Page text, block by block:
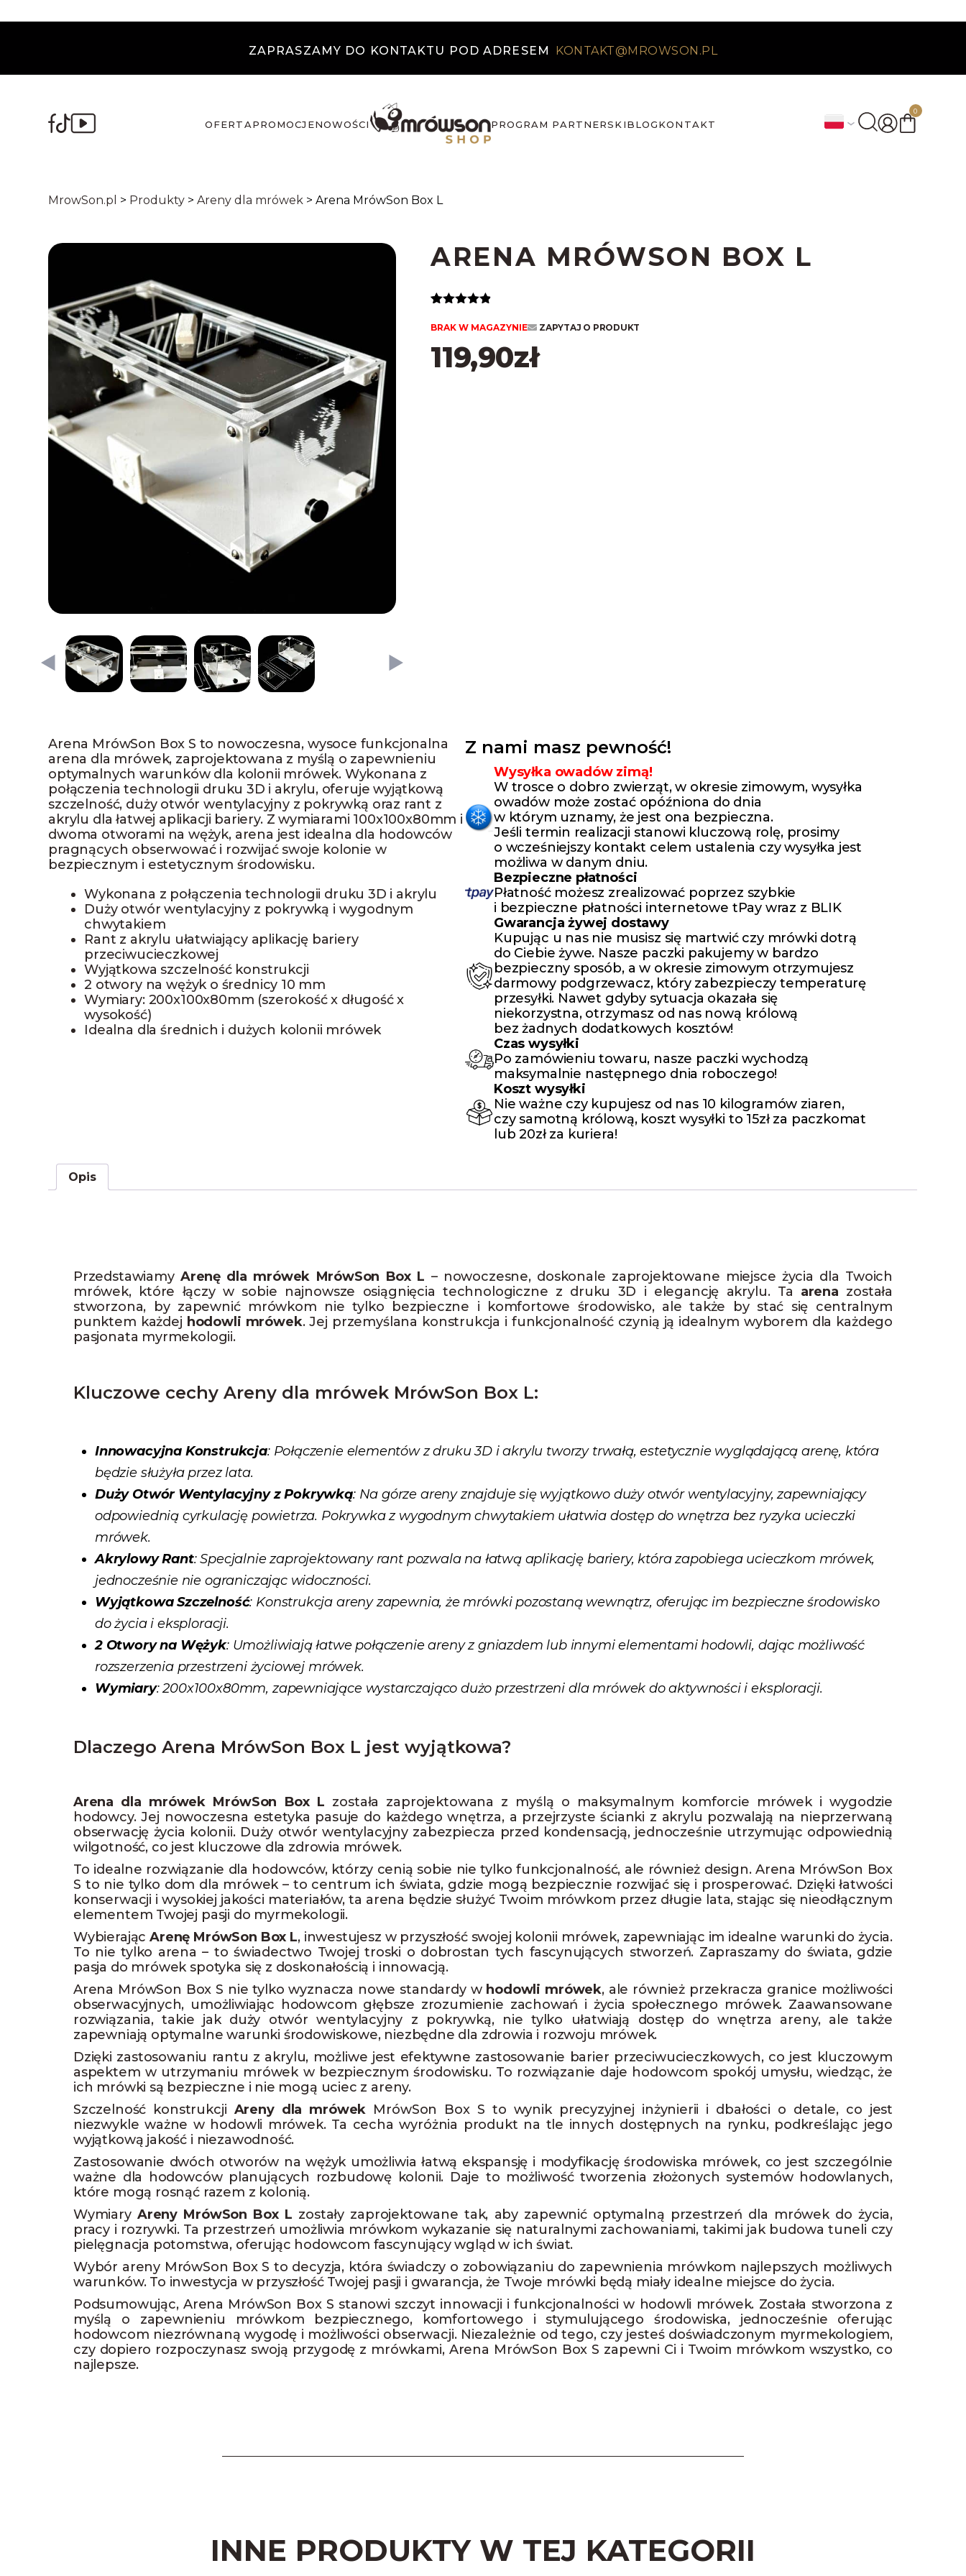
ZAPRASZAMY DO KONTAKTU POD ADRESEM KONTAKT@MROWSON.PL
OFERTAPROMOCJENOWOŚCI PROGRAM PARTNERSKIBLOGKONTAKT
0
MrowSon.pl > Produkty > Areny dla mrówek > Arena MrówSon Box L
ARENA MRÓWSON BOX L
4.80na 5
podstawie
BRAK W MAGAZYNIE ZAPYTAJ O PRODUKT
119,90zł
Arena MrówSon Box S to nowoczesna, wysoce funkcjonalna
arena dla mrówek, zaprojektowana z myślą o zapewnieniu
optymalnych warunków dla kolonii mrówek. Wykonana z
połączenia technologii druku 3D i akrylu, oferuje wyjątkową
szczelność, duży otwór wentylacyjny z pokrywką oraz rant z
akrylu dla łatwej aplikacji bariery. Z wymiarami 100x100x80mm i
dwoma otworami na wężyk, arena jest idealna dla hodowców
pragnących obserwować i rozwijać swoje kolonie w
bezpiecznym i estetycznym środowisku.
Wykonana z połączenia technologii druku 3D i akrylu
Duży otwór wentylacyjny z pokrywką i wygodnym
chwytakiem
Rant z akrylu ułatwiający aplikację bariery
przeciwucieczkowej
Wyjątkowa szczelność konstrukcji
2 otwory na wężyk o średnicy 10 mm
Wymiary: 200x100x80mm (szerokość x długość x
wysokość)
Idealna dla średnich i dużych kolonii mrówek
Z nami masz pewność!
Wysyłka owadów zimą!
W trosce o dobro zwierząt, w okresie zimowym, wysyłka
owadów może zostać opóźniona do dnia
w którym uznamy, że jest ona bezpieczna.
Jeśli termin realizacji stanowi kluczową rolę, prosimy
o wcześniejszy kontakt celem ustalenia czy wysyłka jest
możliwa w danym dniu.
Bezpieczne płatności
Płatność możesz zrealizować poprzez szybkie
i bezpieczne płatności internetowe tPay wraz z BLIK
Gwarancja żywej dostawy
Kupując u nas nie musisz się martwić czy mrówki dotrą
do Ciebie żywe. Nasze paczki pakujemy w bardzo
bezpieczny sposób, a w okresie zimowym otrzymujesz
darmowy podgrzewacz, który zabezpieczy temperaturę
przesyłki. Nawet gdyby sytuacja okazała się
niekorzystna, otrzymasz od nas nową królową
bez żadnych dodatkowych kosztów!
Czas wysyłki
Po zamówieniu towaru, nasze paczki wychodzą
maksymalnie następnego dnia roboczego!
Koszt wysyłki
Nie ważne czy kupujesz od nas 10 kilogramów ziaren,
czy samotną królową, koszt wysyłki to 15zł za paczkomat
lub 20zł za kuriera!
Opis
PrzedstawiamyArenę dla mrówek MrówSon Box L – nowoczesne, doskonale zaprojektowane miejsce życia dla Twoich
mrówek, które łączy w sobie najnowsze osiągnięcia technologiczne z druku 3D i elegancję akrylu. Ta arena została
stworzona, by zapewnić mrówkom nie tylko bezpieczne i komfortowe środowisko, ale także by stać się centralnym
punktem każdej hodowli mrówek. Jej przemyślana konstrukcja i funkcjonalność czynią ją idealnym wyborem dla każdego
pasjonata myrmekologii.
Kluczowe cechy Areny dla mrówek MrówSon Box L:
Innowacyjna Konstrukcja: Połączenie elementów z druku 3D i akrylu tworzy trwałą, estetycznie wyglądającą arenę, która
będzie służyła przez lata.
Duży Otwór Wentylacyjny z Pokrywką: Na górze areny znajduje się wyjątkowo duży otwór wentylacyjny, zapewniający
odpowiednią cyrkulację powietrza. Pokrywka z wygodnym chwytakiem ułatwia dostęp do wnętrza bez ryzyka ucieczki
mrówek.
Akrylowy Rant: Specjalnie zaprojektowany rant pozwala na łatwą aplikację bariery, która zapobiega ucieczkom mrówek,
jednocześnie nie ograniczając widoczności.
Wyjątkowa Szczelność: Konstrukcja areny zapewnia, że mrówki pozostaną wewnątrz, oferując im bezpieczne środowisko
do życia i eksploracji.
2 Otwory na Wężyk: Umożliwiają łatwe połączenie areny z gniazdem lub innymi elementami hodowli, dając możliwość
rozszerzenia przestrzeni życiowej mrówek.
Wymiary: 200x100x80mm, zapewniające wystarczająco dużo przestrzeni dla mrówek do aktywności i eksploracji.
Dlaczego Arena MrówSon Box L jest wyjątkowa?
Arena dla mrówek MrówSon Box L została zaprojektowana z myślą o maksymalnym komforcie mrówek i wygodzie
hodowcy. Jej nowoczesna estetyka pasuje do każdego wnętrza, a przejrzyste ścianki z akrylu pozwalają na nieprzerwaną
obserwację życia kolonii. Duży otwór wentylacyjny zabezpiecza przed kondensacją, jednocześnie utrzymując odpowiednią
wilgotność, co jest kluczowe dla zdrowia mrówek.
To idealne rozwiązanie dla hodowców, którzy cenią sobie nie tylko funkcjonalność, ale również design. Arena MrówSon Box
S to nie tylko dom dla mrówek – to centrum ich świata, gdzie mogą bezpiecznie rozwijać się i prosperować. Dzięki łatwości
konserwacji i wysokiej jakości materiałów, ta arena będzie służyć Twoim mrówkom przez długie lata, stając się nieodłącznym
elementem Twojej pasji do myrmekologii.
WybierającArenę MrówSon Box L, inwestujesz w przyszłość swojej kolonii mrówek, zapewniając im idealne warunki do życia.
To nie tylko arena – to świadectwo Twojej troski o dobrostan tych fascynujących stworzeń. Zapraszamy do świata, gdzie
pasja do mrówek spotyka się z doskonałością i innowacją.
Arena MrówSon Box S nie tylko wyznacza nowe standardy w hodowli mrówek, ale również przekracza granice możliwości
obserwacyjnych, umożliwiając hodowcom głębsze zrozumienie zachowań i życia społecznego mrówek. Zaawansowane
rozwiązania, takie jak duży otwór wentylacyjny z pokrywką, nie tylko ułatwiają dostęp do wnętrza areny, ale także
zapewniają optymalne warunki środowiskowe, niezbędne dla zdrowia i rozwoju mrówek.
Dzięki zastosowaniu rantu z akrylu, możliwe jest efektywne zastosowanie barier przeciwucieczkowych, co jest kluczowym
aspektem w utrzymaniu mrówek w bezpiecznym środowisku. To rozwiązanie daje hodowcom spokój umysłu, wiedząc, że
ich mrówki są bezpieczne i nie mogą uciec z areny.
Szczelność konstrukcji Areny dla mrówek MrówSon Box S to wynik precyzyjnej inżynierii i dbałości o detale, co jest
niezwykle ważne w hodowli mrówek. Ta cecha wyróżnia produkt na tle innych dostępnych na rynku, podkreślając jego
wyjątkową jakość i niezawodność.
Zastosowanie dwóch otworów na wężyk umożliwia łatwą ekspansję i modyfikację środowiska mrówek, co jest szczególnie
ważne dla hodowców planujących rozbudowę kolonii. Daje to możliwość tworzenia złożonych systemów hodowlanych,
które mogą rosnąć razem z kolonią.
WymiaryAreny MrówSon Box L zostały zaprojektowane tak, aby zapewnić optymalną przestrzeń dla mrówek do życia,
pracy i rozrywki. Ta przestrzeń umożliwia mrówkom wykazanie się naturalnymi zachowaniami, takimi jak budowa tuneli czy
pielęgnacja potomstwa, oferując hodowcom fascynujący wgląd w ich świat.
Wybór areny MrówSon Box S to decyzja, która świadczy o zobowiązaniu do zapewnienia mrówkom najlepszych możliwych
warunków. To inwestycja w przyszłość Twojej pasji i gwarancja, że Twoje mrówki będą miały idealne miejsce do życia.
Podsumowując, Arena MrówSon Box S stanowi szczyt innowacji i funkcjonalności w hodowli mrówek. Została stworzona z
myślą o zapewnieniu mrówkom bezpiecznego, komfortowego i stymulującego środowiska, jednocześnie oferując
hodowcom niezrównaną wygodę i możliwości obserwacji. Niezależnie od tego, czy jesteś doświadczonym myrmekologiem,
czy dopiero rozpoczynasz swoją przygodę z mrówkami, Arena MrówSon Box S zapewni Ci i Twoim mrówkom wszystko, co
najlepsze.
INNE PRODUKTY W TEJ KATEGORII